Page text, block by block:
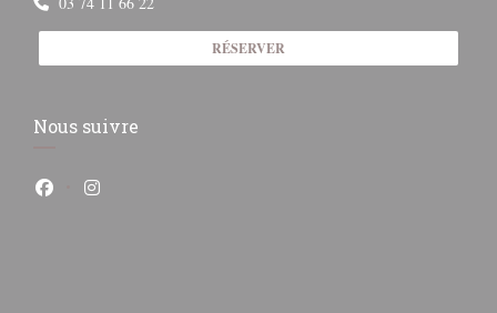
RÉSERVER
Nous suivre
Facebook ((ouvre une nouvelle fenêtre))
Instagram ((ouvre une nouvelle fenêtre))